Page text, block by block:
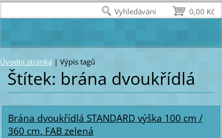
Úvodní stránka | Výpis tagů
Štítek: brána dvoukřídlá
Brána dvoukřídlá STANDARD výška 100 cm /
360 cm, FAB zelená
0,00 Kč
Vyhledávání